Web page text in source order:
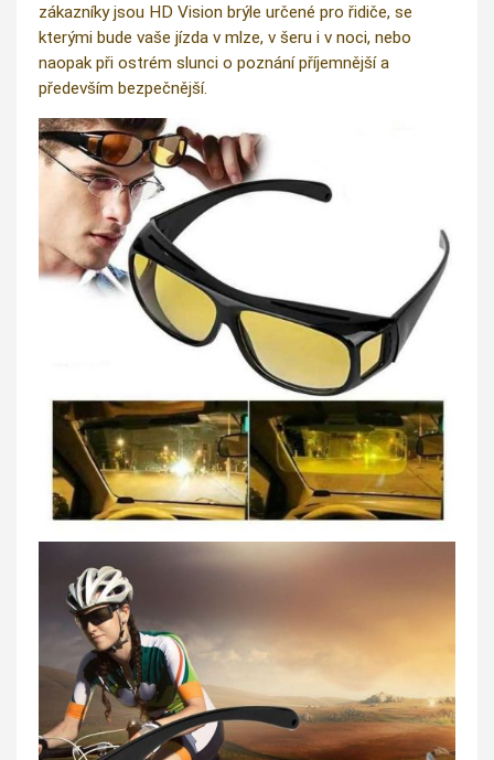
zákazníky jsou HD Vision brýle určené pro řidiče, se
kterými bude vaše jízda v mlze, v šeru i v noci, nebo
naopak při ostrém slunci o poznání příjemnější a
především bezpečnější.